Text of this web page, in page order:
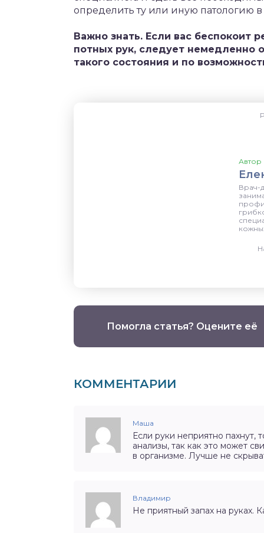
определить ту или иную патологию
Важно знать. Если вас беспокоит
потных рук, следует немедленно
такого состояния и по
Автор
Врач-
Помогла статья? Оцените её
КОММЕНТАРИИ
Маша
Если руки неприятно пахнут,
анализы, так как это может
в организме. Лучше не
Владимир
Не приятный запах на руках.